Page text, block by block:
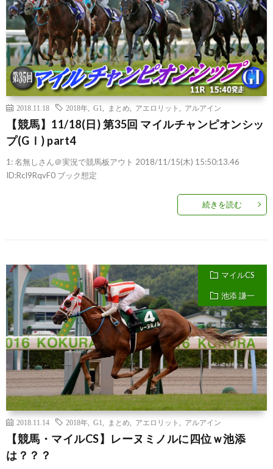
2018.11.18 2018年 G1 まとめ アエロリット アルアイン
【競馬】11/18(日) 第35回 マイルチャンピオンシッ
プ(GⅠ) part4
1: 名無しさん＠実況で競馬板アウト 2018/11/15(木) 15:50:13.46
ID:RcI9RqvF0 ブック想定
続きを読む
マイルCS
池添 謙一
2018.11.14 2018年 G1 まとめ アエロリット アルアイン
【競馬・マイルCS】レーヌミノルに四位ｗ池添
は？？？